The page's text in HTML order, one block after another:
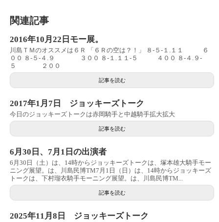
関連記事
2016年10月22日モー展。
川島ＴＭのオススメは６Ｒ 「６Ｒの空は？！」 ８‐５‐１.１１ ６
００ ８‐５‐４.９ ３００ ８‐１.１１‐５ ４００ ８‐４.９‐
５ ２００
記事を読む
2017年1月7日 ジョッキーズトーク
今日のジョッキーズトークは赤岡騎手と中越騎手拡大拡大
記事を読む
6月30日、7月1日の出演者
6月30日（土）は、14時からジョッキーズトークは、塚本雄大騎手モー
ニング展望。は、川島民博TM7月1日（日）は、14時からジョッキーズ
トークは、下村瑠衣騎手モーニング展望。は、川島民博TM...
記事を読む
2025年11月8日 ジョッキーズトーク